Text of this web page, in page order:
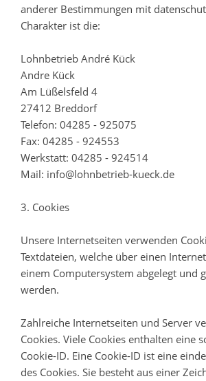
anderer Bestimmungen mit
Charakter ist die:
Lohnbetrieb André Kück
Andre Kück
Am Lüßelsfeld 4
27412 Breddorf
Telefon: 04285 - 925075
Fax: 04285 - 924553
Werkstatt: 04285 - 924514
Mail: info@lohnbetrieb-kueck.de
3. Cookies
Unsere Internetseiten verwenden
Textdateien, welche über einen
einem Computersystem abgelegt und
werden.
Zahlreiche Internetseiten und Server
Cookies. Viele Cookies enthalten eine
Cookie-ID. Eine Cookie-ID ist eine
des Cookies. Sie besteht aus einer